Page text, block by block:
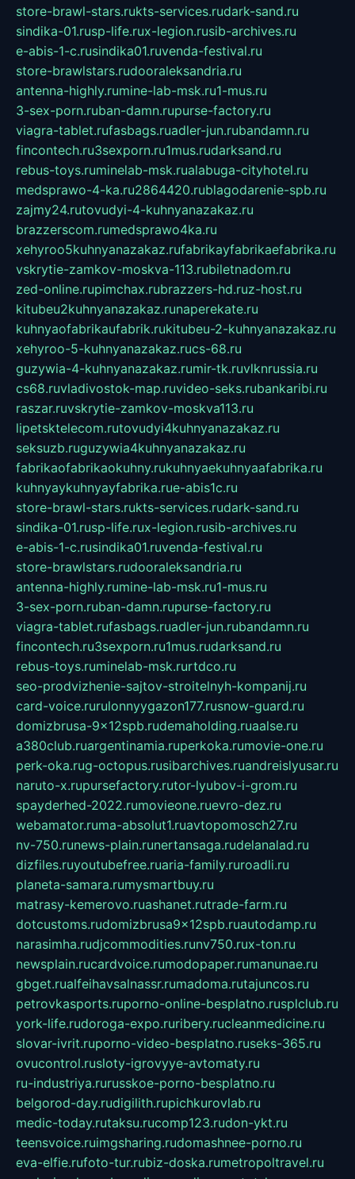
store-brawl-stars.rukts-services.rudark-sand.ru
sindika-01.rusp-life.rux-legion.rusib-archives.ru
e-abis-1-c.rusindika01.ruvenda-festival.ru
store-brawlstars.rudooraleksandria.ru
antenna-highly.rumine-lab-msk.ru1-mus.ru
3-sex-porn.ruban-damn.rupurse-factory.ru
viagra-tablet.rufasbags.ruadler-jun.rubandamn.ru
fincontech.ru3sexporn.ru1mus.rudarksand.ru
rebus-toys.ruminelab-msk.rualabuga-cityhotel.ru
medsprawo-4-ka.ru2864420.rublagodarenie-spb.ru
zajmy24.rutovudyi-4-kuhnyanazakaz.ru
brazzerscom.rumedsprawo4ka.ru
xehyroo5kuhnyanazakaz.rufabrikayfabrikaefabrika.ru
vskrytie-zamkov-moskva-113.rubiletnadom.ru
zed-online.rupimchax.rubrazzers-hd.ruz-host.ru
kitubeu2kuhnyanazakaz.runaperekate.ru
kuhnyaofabrikaufabrik.rukitubeu-2-kuhnyanazakaz.ru
xehyroo-5-kuhnyanazakaz.rucs-68.ru
guzywia-4-kuhnyanazakaz.rumir-tk.ruvlknrussia.ru
cs68.ruvladivostok-map.ruvideo-seks.rubankaribi.ru
raszar.ruvskrytie-zamkov-moskva113.ru
lipetsktelecom.rutovudyi4kuhnyanazakaz.ru
seksuzb.ruguzywia4kuhnyanazakaz.ru
fabrikaofabrikaokuhny.rukuhnyaekuhnyaafabrika.ru
kuhnyaykuhnyayfabrika.rue-abis1c.ru
store-brawl-stars.rukts-services.rudark-sand.ru
sindika-01.rusp-life.rux-legion.rusib-archives.ru
e-abis-1-c.rusindika01.ruvenda-festival.ru
store-brawlstars.rudooraleksandria.ru
antenna-highly.rumine-lab-msk.ru1-mus.ru
3-sex-porn.ruban-damn.rupurse-factory.ru
viagra-tablet.rufasbags.ruadler-jun.rubandamn.ru
fincontech.ru3sexporn.ru1mus.rudarksand.ru
rebus-toys.ruminelab-msk.rurtdco.ru
seo-prodvizhenie-sajtov-stroitelnyh-kompanij.ru
card-voice.rurulonnyygazon177.rusnow-guard.ru
domizbrusa-9x12spb.rudemaholding.ruaalse.ru
a380club.ruargentinamia.ruperkoka.rumovie-one.ru
perk-oka.rug-octopus.rusibarchives.ruandreislyusar.ru
naruto-x.rupursefactory.rutor-lyubov-i-grom.ru
spayderhed-2022.rumovieone.ruevro-dez.ru
webamator.ruma-absolut1.ruavtopomosch27.ru
nv-750.runews-plain.runertansaga.rudelanalad.ru
dizfiles.ruyoutubefree.ruaria-family.ruroadli.ru
planeta-samara.rumysmartbuy.ru
matrasy-kemerovo.ruashanet.rutrade-farm.ru
dotcustoms.rudomizbrusa9x12spb.ruautodamp.ru
narasimha.rudjcommodities.runv750.rux-ton.ru
newsplain.rucardvoice.rumodopaper.rumanunae.ru
gbget.rualfeihavsalnassr.rumadoma.rutajuncos.ru
petrovkasports.ruporno-online-besplatno.rusplclub.ru
york-life.rudoroga-expo.ruribery.rucleanmedicine.ru
slovar-ivrit.ruporno-video-besplatno.ruseks-365.ru
ovucontrol.rusloty-igrovyye-avtomaty.ru
ru-industriya.rurusskoe-porno-besplatno.ru
belgorod-day.rudigilith.rupichkurovlab.ru
medic-today.rutaksu.rucomp123.rudon-ykt.ru
teensvoice.ruimgsharing.rudomashnee-porno.ru
eva-elfie.rufoto-tur.rubiz-doska.rumetropoltravel.ru